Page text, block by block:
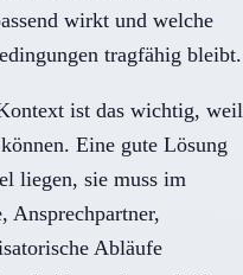
wirkt und welche
tragfähig bleibt.
ist das wichtig, weil
Eine gute Lösung
liegen, sie muss im
Ansprechpartner,
Abläufe